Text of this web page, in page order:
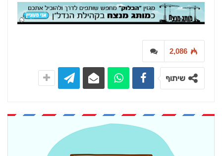
2,086
שיתוף